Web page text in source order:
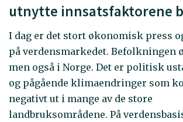
utnytte innsatsfaktorene
I dag er det stort økonomisk press
på verdensmarkedet. Befolkningen
men også i Norge. Det er politisk
og pågående klimaendringer som
negativt ut i mange av de store
landbruksområdene. På